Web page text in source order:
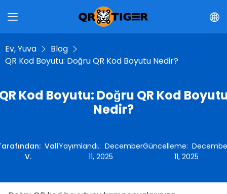
Ev, Yuva
Blog
QR Kod Boyutu: Doğru QR Kod Boyutu Nedir?
Kod Boyutu: Doğru QR Kod
Nedir?
: Vall
V.
Yayımlandı.: December
11, 2025
Güncelleme:
11, 2025